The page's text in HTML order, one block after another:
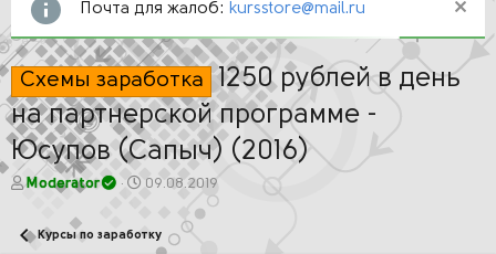
Почта для жалоб: kursstore@mail.ru
Схемы заработка 1250 рублей в день
на партнерской программе -
Юсупов (Сапыч) (2016)
А
о
Moderator
Д
а
09.08.2019
Курсы по заработку